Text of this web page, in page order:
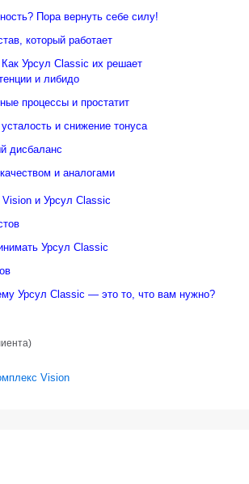
Пора вернуть себе силу!
который работает
Урсул Classic их решает
и либидо
процессы и простатит
и снижение тонуса
дисбаланс
и аналогами
и Урсул Classic
Урсул Classic
Урсул Classic — это то, что вам нужно?
Vision